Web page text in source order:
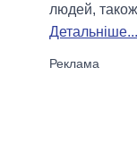
людей,
Детальніше...